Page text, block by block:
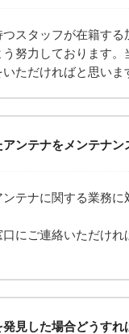
スタッフが在籍す
努力しております
ただければと思いま
ンテナをメンテナ
テナに関する業務
にご連絡いただけ
見した場合どうすれ